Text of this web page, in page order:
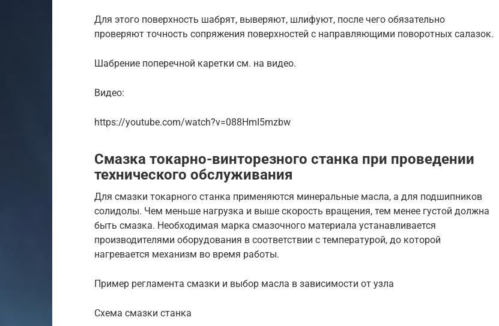
Для этого поверхность шабрят, выверяют, шлифуют, после чего обязательно
проверяют точность сопряжения поверхностей с направляющими поворотных салазок.
Шабрение поперечной каретки см. на видео.
Видео:
https://youtube.com/watch?v=088HmI5mzbw
Смазка токарно-винторезного станка при проведении
технического обслуживания
Для смазки токарного станка применяются минеральные масла, а для подшипников
солидолы. Чем меньше нагрузка и выше скорость вращения, тем менее густой должна
быть смазка. Необходимая марка смазочного материала устанавливается
производителями оборудования в соответствии с температурой, до которой
нагревается механизм во время работы.
Пример регламента смазки и выбор масла в зависимости от узла
Схема смазки станка